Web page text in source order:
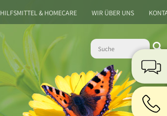
HILFSMITTEL & HOMECARE WIR ÜBER UNS